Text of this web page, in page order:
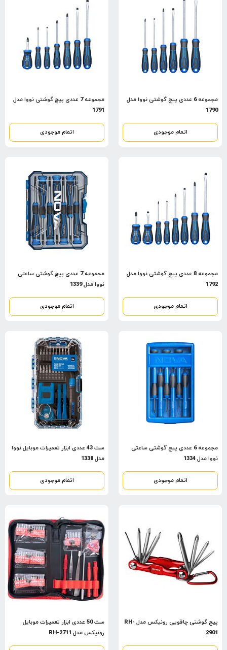
مجموعه 6 عددی پیچ گوشتی نووا مدل
1790
اتمام موجودی
مجموعه 7 عددی پیچ گوشتی نووا مدل
1791
اتمام موجودی
مجموعه 8 عددی پیچ گوشتی نووا مدل
1792
اتمام موجودی
مجموعه 7 عددی پیچ گوشتی ساعتی
نووا مدل 1339
اتمام موجودی
مجموعه 6 عددی پیچ گوشتی ساعتی
نووا مدل 1334
اتمام موجودی
ست 43 عددی ابزار تعمیرات موبایل نووا
مدل 1338
اتمام موجودی
پیچ گوشتی چاقویی رونیکس مدل RH-
2901
ست 50 عددی ابزار تعمیرات موبایل
رونیکس مدل RH-2711